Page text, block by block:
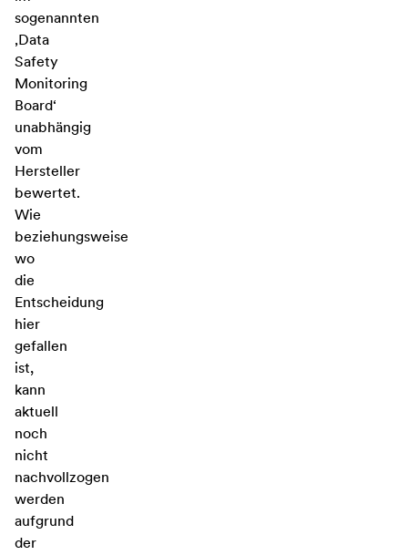
sogenannten
‚Data
Safety
Monitoring
Board‘
unabhängig
vom
Hersteller
bewertet.
Wie
beziehungsweise
wo
die
Entscheidung
hier
gefallen
ist,
kann
aktuell
noch
nicht
nachvollzogen
werden
aufgrund
der